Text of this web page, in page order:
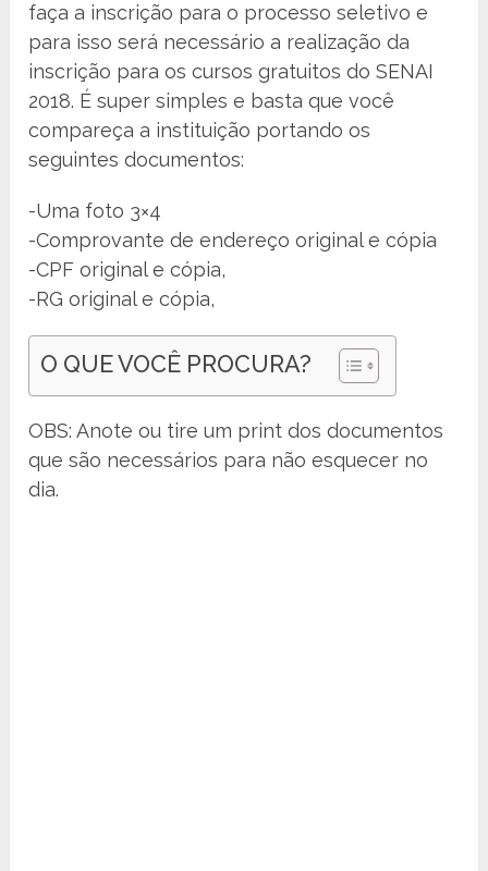
faça a inscrição para o processo seletivo e
para isso será necessário a realização da
inscrição para os cursos gratuitos do SENAI
2018. É super simples e basta que você
compareça a instituição portando os
seguintes documentos:
-Uma foto 3×4
-Comprovante de endereço original e cópia
-CPF original e cópia,
-RG original e cópia,
O QUE VOCÊ PROCURA?
OBS: Anote ou tire um print dos documentos
que são necessários para não esquecer no
dia.